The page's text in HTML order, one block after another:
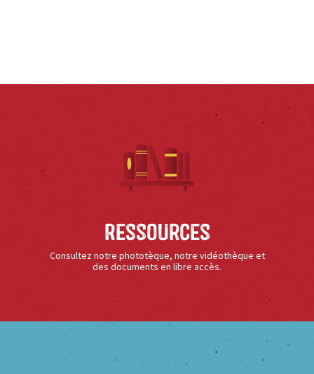
Ressources
Consultez notre phototèque, notre vidéothèque et
des documents en libre accès.